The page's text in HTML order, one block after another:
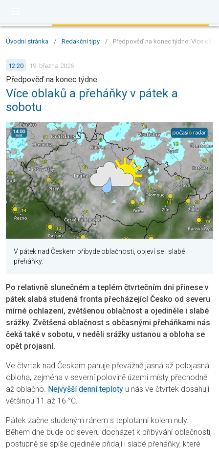
Úvodní stránka / Redakční tipy / Předpověď na konec týdne: Více
12:20 19. března 2026
Předpověď na konec týdne
Více oblaků a přeháňky v pátek a
sobotu
V pátek nad Českem přibyde oblačnosti, objeví se i slabé
přeháňky.
Po relativně slunečném a teplém čtvrtečním dni přinese v
pátek slabá studená fronta přecházející Česko od severu
mírné ochlazení, zvětšenou oblačnost a ojediněle i slabé
srážky. Zvětšená oblačnost s občasnými přeháňkami nás
čeká také v sobotu, v neděli srážky ustanou a obloha se
opět projasní.
Ve čtvrtek nad Českem panuje převážně jasná až polojasná
obloha, zejména v severní polovině území místy přechodně
až oblačno. Nejvyšší denní teploty u nás ve čtvrtek dosahují
většinou 11 až 16 °C.
Pátek začne studeným ránem s teplotami kolem nuly.
Během dne bude od severu docházet k přibývání oblačnosti,
postupně se spíše ojediněle přidají i slabé přeháňky, které